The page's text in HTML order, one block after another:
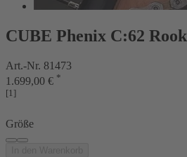
CUBE Phenix C:62
Art.-Nr. 81473
1.699,00 € *
[1]
Größe